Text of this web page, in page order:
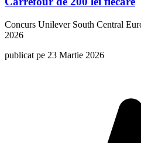
Concurs Unilever South Central
2026
publicat pe 23 Martie 2026